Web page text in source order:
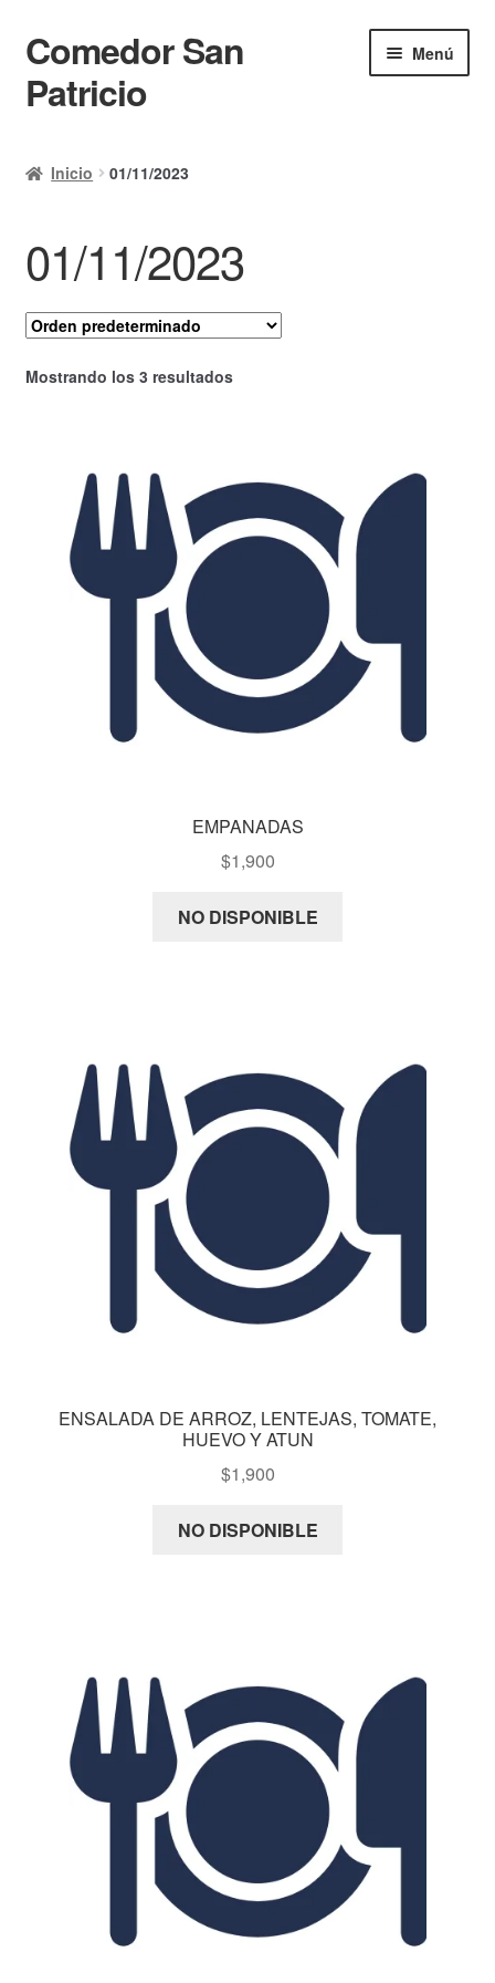
Ir
a
la
Ir
al
contenido
Comedor San
Patricio
Menú
Calendario
Mi cuenta
Ayuda Rapida
Finalizar compra
Inicio 01/11/2023
01/11/2023
Mostrando los 3 resultados
EMPANADAS
$1,900
NO DISPONIBLE
ENSALADA DE ARROZ, LENTEJAS, TOMATE,
HUEVO Y ATUN
$1,900
NO DISPONIBLE